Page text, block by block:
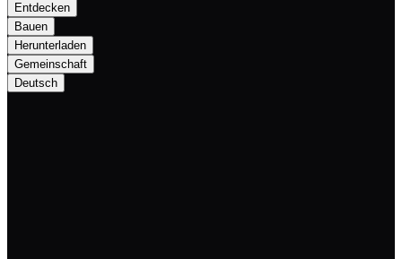
Entdecken
Bauen
Herunterladen
Gemeinschaft
Deutsch